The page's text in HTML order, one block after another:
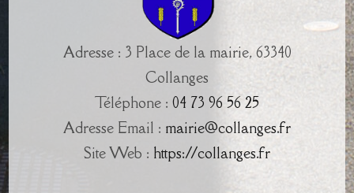
Adresse : 3 Place de la mairie, 63340
Collanges
Téléphone : 04 73 96 56 25
Adresse Email : mairie@collanges.fr
Site Web : https://collanges.fr